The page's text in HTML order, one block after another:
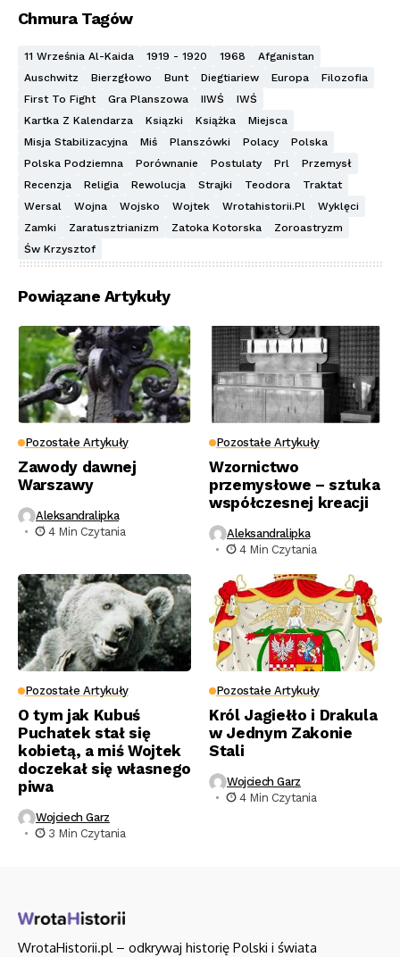
Chmura Tagów
11 Września Al-Kaida 1919 - 1920 1968
Afganistan
Auschwitz
Bierzgłowo Bunt Diegtiariew Europa
Filozofia
First To Fight
Gra Planszowa IIWŚ
IWŚ
Kartka Z Kalendarza
Ksiązki Książka
Miejsca
Misja Stabilizacyjna
Miś Planszówki Polacy
Polska
Polska Podziemna
Porównanie Postulaty Prl
Przemysł
Recenzja
Religia Rewolucja Strajki Teodora
Traktat
Wersal
Wojna Wojsko Wojtek Wrotahistorii.pl
Wyklęci
Zamki
Zaratusztrianizm Zatoka Kotorska
Zoroastryzm
Św Krzysztof
Powiązane Artykuły
Pozostałe Artykuły
Zawody dawnej
Warszawy
Aleksandralipka
4 Min Czytania
Pozostałe Artykuły
Wzornictwo
przemysłowe – sztuka
współczesnej kreacji
Aleksandralipka
4 Min Czytania
Pozostałe Artykuły
O tym jak Kubuś
Puchatek stał się
kobietą, a miś Wojtek
doczekał się własnego
piwa
Wojciech Garz
3 Min Czytania
Pozostałe Artykuły
Król Jagiełło i Drakula
w Jednym Zakonie
Stali
Wojciech Garz
4 Min Czytania
WrotaHistorii.pl – odkrywaj historię Polski i świata